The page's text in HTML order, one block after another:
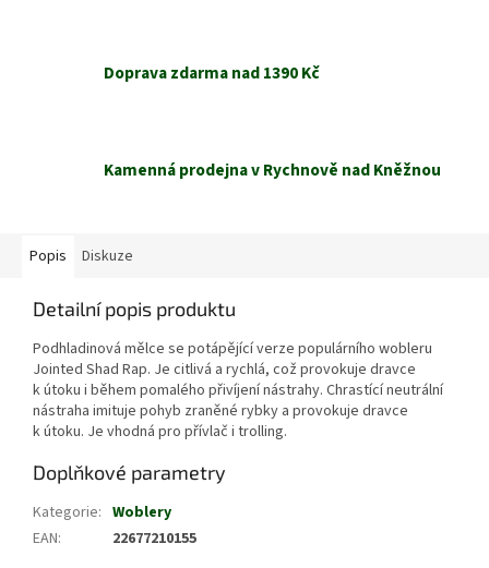
Doprava zdarma nad 1390 Kč
Kamenná prodejna v Rychnově nad Kněžnou
Popis Diskuze
Detailní popis produktu
Podhladinová mělce se potápějící verze populárního wobleru
Jointed Shad Rap. Je citlivá a rychlá, což provokuje dravce
k útoku i během pomalého přivíjení nástrahy. Chrastící neutrální
nástraha imituje pohyb zraněné rybky a provokuje dravce
k útoku. Je vhodná pro přívlač i trolling.
Doplňkové parametry
Kategorie: Woblery
EAN: 22677210155